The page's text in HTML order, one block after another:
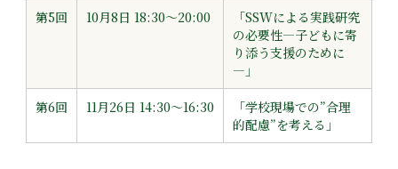
第5回 10月8日 18:30～20:00
「SSWによる実践研究
の必要性―子どもに寄
り添う支援のために
―」
第6回 11月26日 14:30～16:30
「学校現場での”合理
的配慮”を考える」